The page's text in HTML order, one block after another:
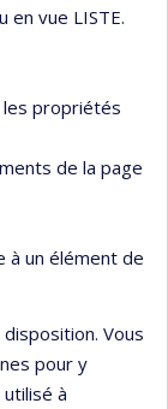
en vue LISTE.
propriétés
de la page
à un élément de
Vous
pour y
à